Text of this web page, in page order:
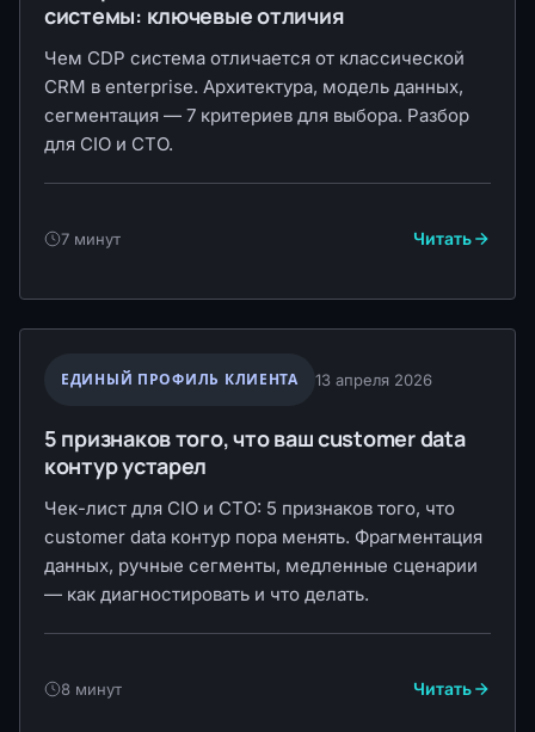
системы: ключевые отличия
Чем CDP система отличается от классической
CRM в enterprise. Архитектура, модель данных,
сегментация — 7 критериев для выбора. Разбор
для CIO и CTO.
7 минут Читать
ЕДИНЫЙ ПРОФИЛЬ КЛИЕНТА 13 апреля 2026
5 признаков того, что ваш customer data
контур устарел
Чек-лист для CIO и CTO: 5 признаков того, что
customer data контур пора менять. Фрагментация
данных, ручные сегменты, медленные сценарии
— как диагностировать и что делать.
8 минут Читать